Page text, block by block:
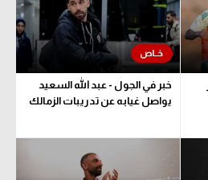
خبر في الجول - عبد الله السعيد
يواصل غيابه عن تدريبات الزمالك